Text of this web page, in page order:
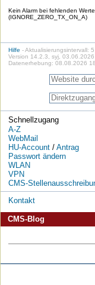
Kein Alarm bei fehlenden
(IGNORE_ZERO_TX_ON_A)
Hilfe - Aktualisierungsintervall:
Version 14.2.3, syj, 03.06.2026
Datenerhebung: 08.08.2026
Schnellzugang
A-Z
WebMail
HU-Account/ Antrag
Passwort ändern
WLAN
VPN
CMS-
Kontakt
CMS-Blog